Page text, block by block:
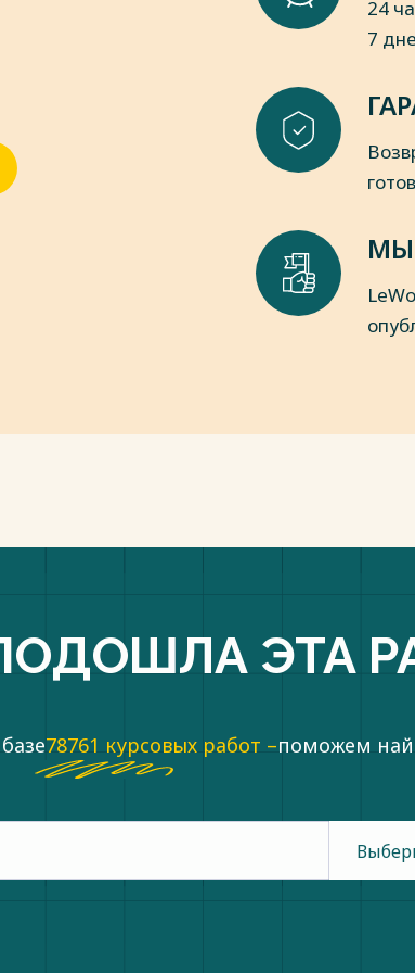
университета. - 2011. - №
24
7
МЫ
ЭТА
78761 курсовых работ –поможем